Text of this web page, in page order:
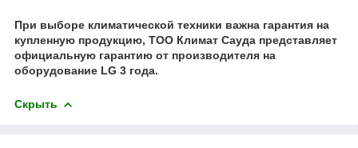
При выборе климатической техники важна гарантия на
купленную продукцию, ТОО Климат Сауда представляет
официальную гарантию от производителя на
оборудование LG 3 года.
Скрыть